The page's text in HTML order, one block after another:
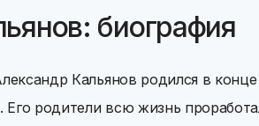
биография
Кальянов родился в конце
Его родители всю жизнь